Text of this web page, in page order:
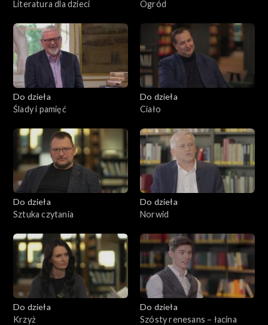
Literatura dla dzieci Ogród
Do dzieła
Ślady i pamięć
Do dzieła
Ciało
Do dzieła
Sztuka czytania
Do dzieła
Norwid
Do dzieła
Krzyż
Do dzieła
Szósty renesans – łacina